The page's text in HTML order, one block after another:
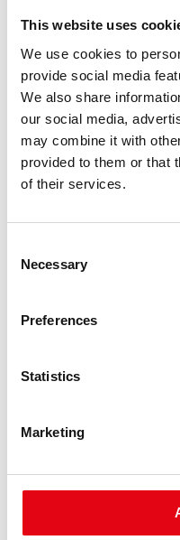
This website uses
We use cookies to
provide social media
We also share
our social media,
may combine it with
provided to them or that
of their services.
Selection
Necessary
Preferences
Statistics
Marketing
w przyszłości,
samą determinacją i
dotąd okazywane.
poprzedni:racmet panie 2024
Najważniejsze